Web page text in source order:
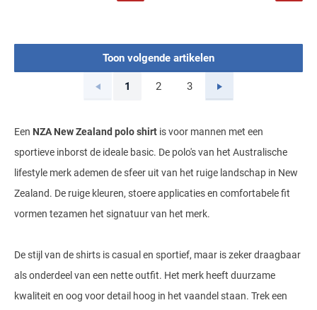
Toon volgende artikelen
Vorige
1
2
Page
3 Volgende
Een NZA New Zealand polo shirt is voor mannen met een
sportieve inborst de ideale basic. De polo's van het Australische
lifestyle merk ademen de sfeer uit van het ruige landschap in New
Zealand. De ruige kleuren, stoere applicaties en comfortabele fit
vormen tezamen het signatuur van het merk.
De stijl van de shirts is casual en sportief, maar is zeker draagbaar
als onderdeel van een nette outfit. Het merk heeft duurzame
kwaliteit en oog voor detail hoog in het vaandel staan. Trek een